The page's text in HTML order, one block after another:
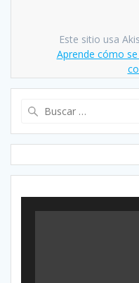
Este sitio usa
Aprende cómo